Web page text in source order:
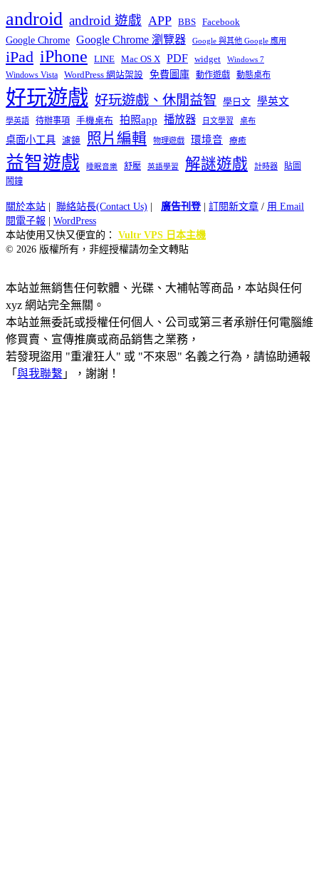
android android 遊戲 APP BBS Facebook
Google Chrome Google Chrome 瀏覽器 Google 與其他 Google 應用
iPad iPhone LINE Mac OS X PDF widget Windows 7
Windows Vista WordPress 網站架設 免費圖庫 動作遊戲 動態桌布
好玩遊戲 好玩遊戲、休閒益智 學日文 學英文
學英語 待辦事項 手機桌布 拍照app 播放器 日文學習 桌布
桌面小工具 濾鏡 照片編輯 物理遊戲 環境音 療癒
益智遊戲 睡眠音樂 舒壓 英語學習 解謎遊戲 計時器
貼圖
鬧鐘
關於本站 聯絡站長(Contact Us) 廣告刊登| 訂閱新文章 / 用 Email
閱電子報
WordPress
本站使用又快又便宜的： Vultr VPS 日本主機
© 2026 版權所有，非經授權請勿全文轉貼
本站並無銷售任何軟體、光碟、大補帖等商品，本站與任何
xyz 網站完全無關。
本站並無委託或授權任何個人、公司或第三者承辦任何電腦維
修買賣、宣傳推廣或商品銷售之業務，
若發現盜用 "重灌狂人" 或 "不來恩" 名義之行為，請協助通報
「 與我聯繫 」，謝謝！